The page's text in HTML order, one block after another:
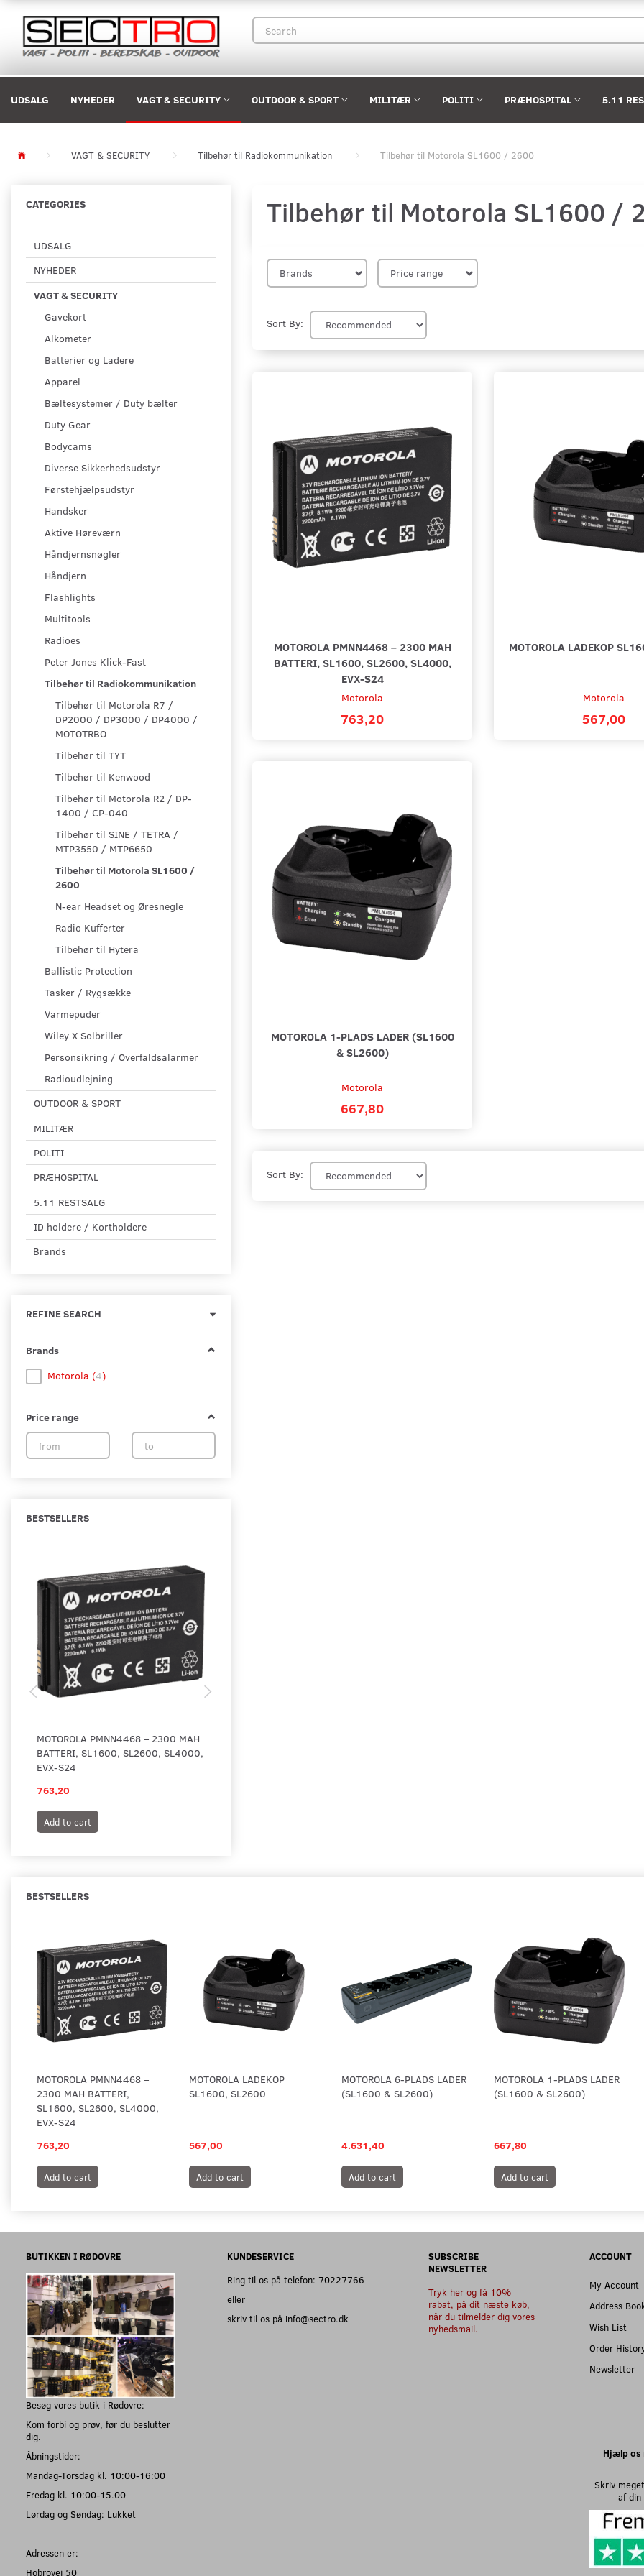
UDSALG NYHEDER VAGT & SECURITY OUTDOOR & SPORT MILITÆR POLITI PRÆHOSPITAL 5.11
VAGT & SECURITY Tilbehør til Radiokommunikation Tilbehør til Motorola SL1600 / 2600
CATEGORIES
UDSALG
NYHEDER
VAGT & SECURITY
Gavekort
Alkometer
Batterier og Ladere
Apparel
Bæltesystemer / Duty bælter
Duty Gear
Bodycams
Diverse Sikkerhedsudstyr
Førstehjælpsudstyr
Handsker
Aktive Høreværn
Håndjernsnøgler
Håndjern
Flashlights
Multitools
Radioes
Peter Jones Klick-Fast
Tilbehør til Radiokommunikation
Tilbehør til Motorola R7 /
DP2000 / DP3000 / DP4000 /
MOTOTRBO
Tilbehør til TYT
Tilbehør til Kenwood
Tilbehør til Motorola R2 / DP-
1400 / CP-040
Tilbehør til SINE / TETRA /
MTP3550 / MTP6650
Tilbehør til Motorola SL1600 /
2600
N-ear Headset og Øresnegle
Radio Kufferter
Tilbehør til Hytera
Ballistic Protection
Tasker / Rygsække
Varmepuder
Wiley X Solbriller
Personsikring / Overfaldsalarmer
Radioudlejning
OUTDOOR & SPORT
MILITÆR
POLITI
PRÆHOSPITAL
5.11 RESTSALG
ID holdere / Kortholdere
Brands
REFINE SEARCH
Brands
Motorola (4)
Price range
BESTSELLERS
MOTOROLA PMNN4468 – 2300 MAH
BATTERI, SL1600, SL2600, SL4000,
EVX-S24
763,20
Add to cart
Tilbehør til Motorola SL1600 /
Brands Price range
Sort By:
MOTOROLA PMNN4468 – 2300 MAH
BATTERI, SL1600, SL2600, SL4000,
EVX-S24
Motorola
763,20
MOTOROLA LADEKOP
Motorola
567,00
MOTOROLA 1-PLADS LADER (SL1600
& SL2600)
Motorola
667,80
Sort By:
BESTSELLERS
MOTOROLA PMNN4468 –
2300 MAH BATTERI,
SL1600, SL2600, SL4000,
EVX-S24
763,20
Add to cart
MOTOROLA LADEKOP
SL1600, SL2600
567,00
Add to cart
MOTOROLA 6-PLADS LADER
(SL1600 & SL2600)
4.631,40
Add to cart
MOTOROLA 1-PLADS LADER
(SL1600 & SL2600)
667,80
Add to cart
BUTIKKEN I RØDOVRE
Besøg vores butik i Rødovre:
Kom forbi og prøv, før du beslutter
dig.
Åbningstider:
Mandag-Torsdag kl. 10:00-16:00
Fredag kl. 10:00-15.00
Lørdag og Søndag: Lukket
Adressen er:
Hobrovej 50
KUNDESERVICE
Ring til os på telefon: 70227766
eller
skriv til os på info@sectro.dk
SUBSCRIBE
NEWSLETTER
Tryk her og få 10%
rabat, på dit næste køb,
når du tilmelder dig vores
nyhedsmail.
ACCOUNT
My Account
Address
Wish List
Order
Newsletter
Hjælp os
Skriv
af din